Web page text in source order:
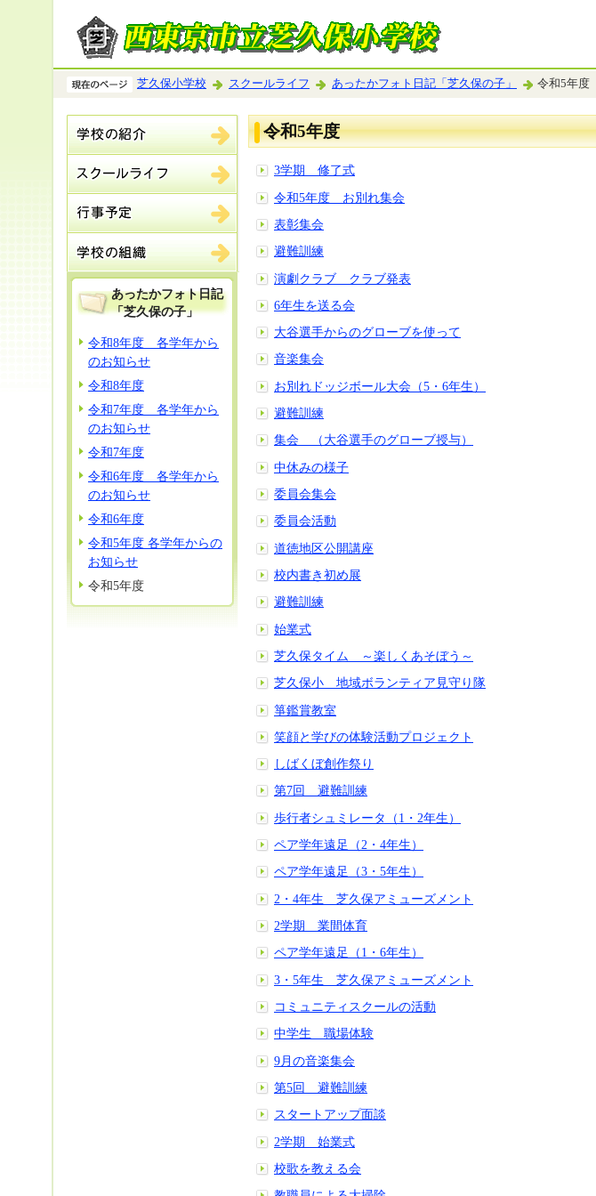
芝久保小学校 スクールライフ あったかフォト日記「芝久保の子」 令和5年度
あったかフォト日記
「芝久保の子」
令和8年度 各学年から
のお知らせ
令和8年度
令和7年度 各学年から
のお知らせ
令和7年度
令和6年度 各学年から
のお知らせ
令和6年度
令和5年度 各学年からの
お知らせ
令和5年度
令和5年度
3学期 修了式
令和5年度 お別れ集会
表彰集会
避難訓練
演劇クラブ クラブ発表
6年生を送る会
大谷選手からのグローブを使って
音楽集会
お別れドッジボール大会（5・6年生）
避難訓練
集会 （大谷選手のグローブ授与）
中休みの様子
委員会集会
委員会活動
道徳地区公開講座
校内書き初め展
避難訓練
始業式
芝久保タイム ～楽しくあそぼう～
芝久保小 地域ボランティア見守り隊
箏鑑賞教室
笑顔と学びの体験活動プロジェクト
しばくぼ創作祭り
第7回 避難訓練
歩行者シュミレータ（1・2年生）
ペア学年遠足（2・4年生）
ペア学年遠足（3・5年生）
2・4年生 芝久保アミューズメント
2学期 業間体育
ペア学年遠足（1・6年生）
3・5年生 芝久保アミューズメント
コミュニティスクールの活動
中学生 職場体験
9月の音楽集会
第5回 避難訓練
スタートアップ面談
2学期 始業式
校歌を教える会